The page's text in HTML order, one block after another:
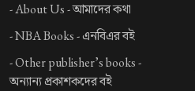
-About Us -আমাদের কথা
-NBA Books -এনবিএর বই
-Other publisher’s books -
অন্যান্য প্রকাশকদের বই